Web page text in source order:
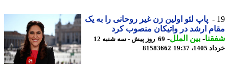
پاپ لئو اولین زن غیر روحانی را به یک
ارشد در واتیکان منصوب کرد
-بین الملل-
69 روز پیش - سه شنبه 12
19:37
81583662